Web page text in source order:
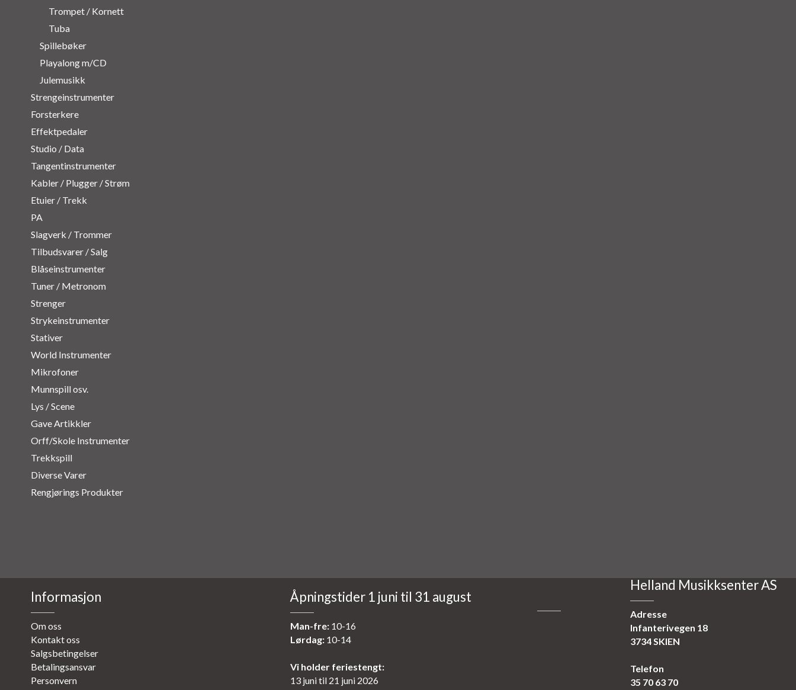
Trompet / Kornett
Tuba
Spillebøker
Playalong m/CD
Julemusikk
Strengeinstrumenter
Forsterkere
Effektpedaler
Studio / Data
Tangentinstrumenter
Kabler / Plugger / Strøm
Etuier / Trekk
PA
Slagverk / Trommer
Tilbudsvarer / Salg
Blåseinstrumenter
Tuner / Metronom
Strenger
Strykeinstrumenter
Stativer
World Instrumenter
Mikrofoner
Munnspill osv.
Lys / Scene
Gave Artikkler
Orff/Skole Instrumenter
Trekkspill
Diverse Varer
Rengjørings Produkter
Informasjon
Om oss
Kontakt oss
Salgsbetingelser
Betalingsansvar
Personvern
Åpningstider 1 juni til 31 august
Man-fre:10-16
Lørdag:10-14
Vi holder feriestengt:
13 juni til 21 juni 2026
Helland Musikksenter AS
Adresse
Infanterivegen 18
3734 SKIEN
Telefon
35 70 63 70